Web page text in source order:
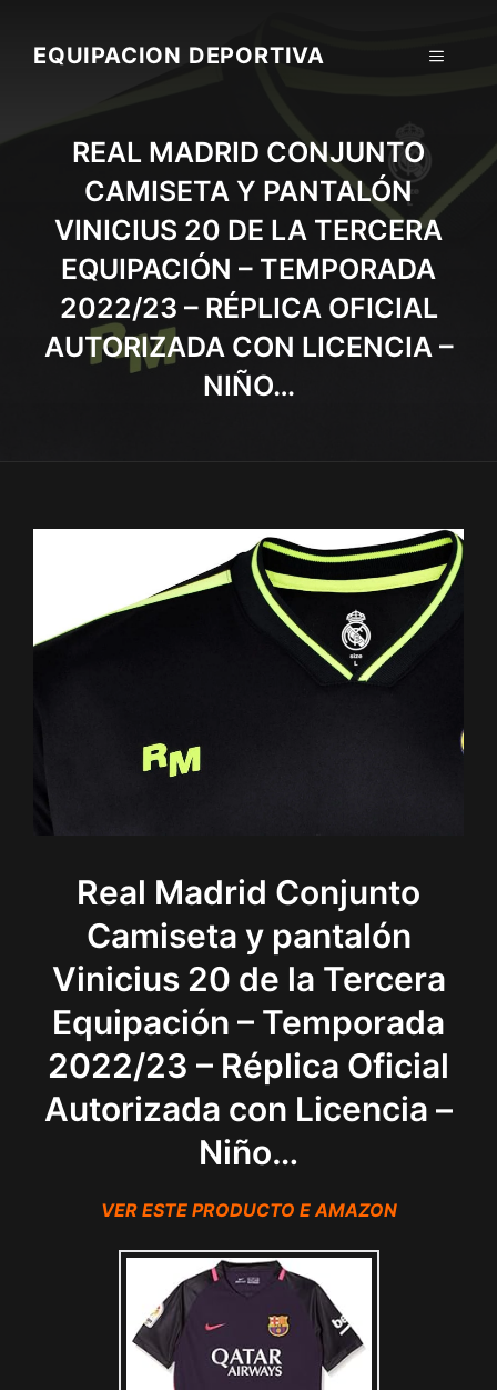
contentEQUIPACION DEPORTIVA MENU
REAL MADRID CONJUNTO
CAMISETA Y PANTALÓN
VINICIUS 20 DE LA TERCERA
EQUIPACIÓN – TEMPORADA
2022/23 – RÉPLICA OFICIAL
AUTORIZADA CON LICENCIA –
NIÑO…
Real Madrid Conjunto
Camiseta y pantalón
Vinicius 20 de la Tercera
Equipación – Temporada
2022/23 – Réplica Oficial
Autorizada con Licencia –
Niño…
VER ESTE PRODUCTO E AMAZON